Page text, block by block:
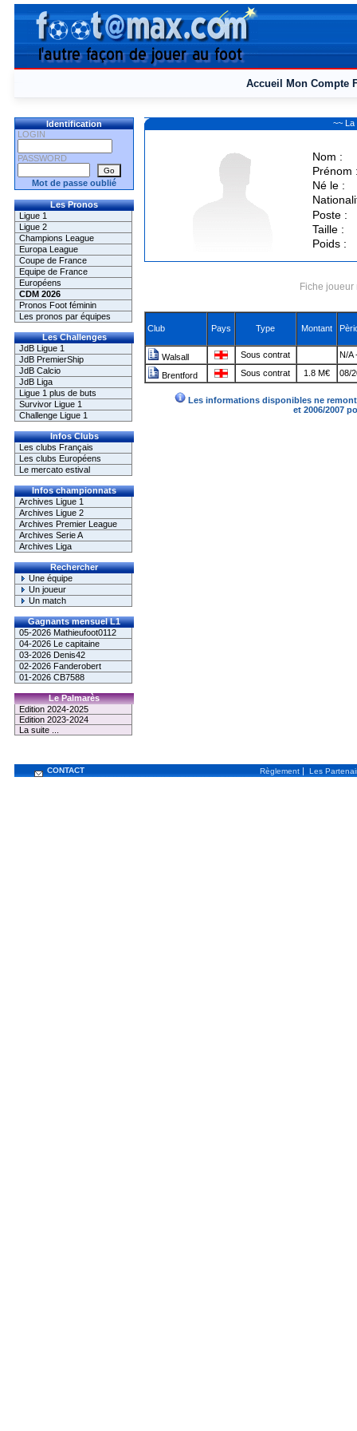
Accueil Mon Compte
Identification
LOGIN
PASSWORD
Mot de passe oublié
Les Pronos
Ligue 1
Ligue 2
Champions League
Europa League
Coupe de France
Equipe de France
Européens
CDM 2026
Pronos Foot féminin
Les pronos par équipes
Les Challenges
JdB Ligue 1
JdB PremierShip
JdB Calcio
JdB Liga
Ligue 1 plus de buts
Survivor Ligue 1
Challenge Ligue 1
Infos Clubs
Les clubs Français
Les clubs Européens
Le mercato estival
Infos championnats
Archives Ligue 1
Archives Ligue 2
Archives Premier League
Archives Serie A
Archives Liga
Rechercher
Une équipe
Un joueur
Un match
Gagnants mensuel L1
05-2026 Mathieufoot0112
04-2026 Le capitaine
03-2026 Denis42
02-2026 Fanderobert
01-2026 CB7588
Le Palmarès
Edition 2024-2025
Edition 2023-2024
La suite ...
~~ La
Nom :
Prénom
Né le :
Poste :
Taille :
Poids :
Fiche
Club Pays Type Montant
Walsall Sous contrat N/A
Brentford Sous contrat 1.8 M€ 08/
Les informations disponibles ne
et 2006/2007
CONTACT Règlement | Les